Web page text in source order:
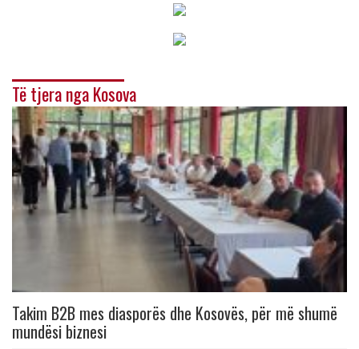
Të tjera nga Kosova
Takim B2B mes diasporës dhe Kosovës, për më shumë
mundësi biznesi